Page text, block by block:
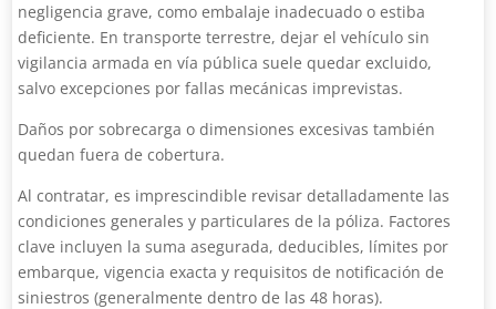
negligencia grave, como embalaje inadecuado o estiba
deficiente. En transporte terrestre, dejar el vehículo sin
vigilancia armada en vía pública suele quedar excluido,
salvo excepciones por fallas mecánicas imprevistas.
Daños por sobrecarga o dimensiones excesivas también
quedan fuera de cobertura.
Al contratar, es imprescindible revisar detalladamente las
condiciones generales y particulares de la póliza. Factores
clave incluyen la suma asegurada, deducibles, límites por
embarque, vigencia exacta y requisitos de notificación de
siniestros (generalmente dentro de las 48 horas).